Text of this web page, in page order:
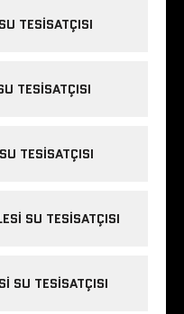
TESISATÇISI
TESISATÇISI
TESISATÇISI
SU TESISATÇISI
SU TESISATÇISI